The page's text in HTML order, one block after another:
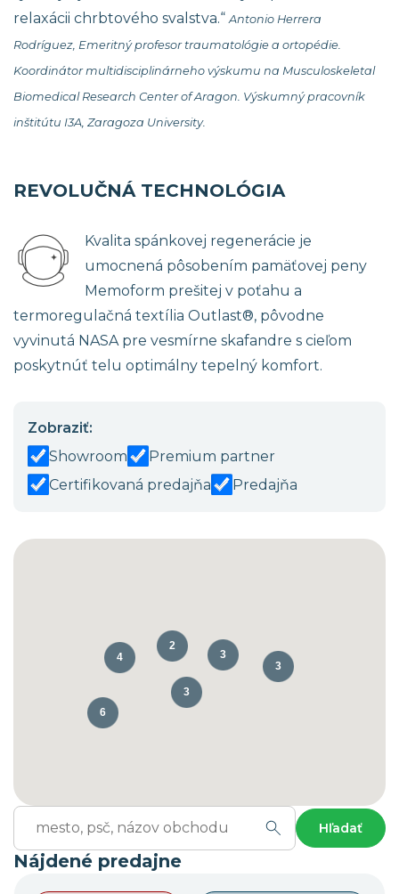
relaxácii chrbtového svalstva.“Antonio Herrera
Rodríguez, Emeritný profesor traumatológie a ortopédie.
Koordinátor multidisciplinárneho výskumu na Musculoskeletal
Biomedical Research Center of Aragon. Výskumný pracovník
inštitútu I3A, Zaragoza University.
REVOLUČNÁ TECHNOLÓGIA
Kvalita spánkovej regenerácie je
umocnená pôsobením pamäťovej peny
Memoform prešitej v poťahu a
termoregulačná textília Outlast®, pôvodne
vyvinutá NASA pre vesmírne skafandre s cieľom
poskytnúť telu optimálny tepelný komfort.
Zobraziť:
Showroom
Premium partner
Certifikovaná predajňa
Predajňa
Hľadať
Nájdené predajne
4
3
3
6
2
3